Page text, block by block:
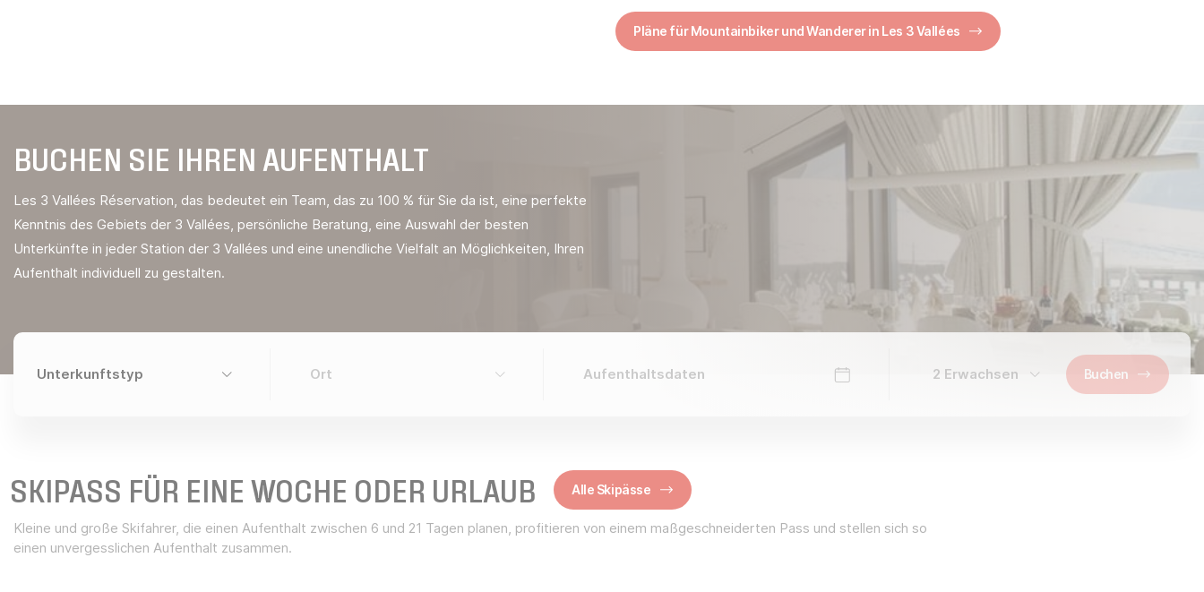
Pläne für Mountainbiker und Wanderer in Les 3 Vallées
BUCHEN SIE IHREN AUFENTHALT
Les 3 Vallées Réservation, das bedeutet ein Team, das zu 100 % für Sie da ist, eine perfekte
Kenntnis des Gebiets der 3 Vallées, persönliche Beratung, eine Auswahl der besten
Unterkünfte in jeder Station der 3 Vallées und eine unendliche Vielfalt an Möglichkeiten, Ihren
Aufenthalt individuell zu gestalten.
2 Erwachsen Buchen
SKIPASS FÜR EINE WOCHE ODER URLAUB Alle Skipässe
Kleine und große Skifahrer, die einen Aufenthalt zwischen 6 und 21 Tagen planen, profitieren von einem maßgeschneiderten Pass und stellen sich so
einen unvergesslichen Aufenthalt zusammen.